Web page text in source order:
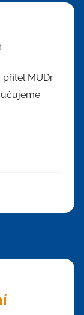
MUDr.